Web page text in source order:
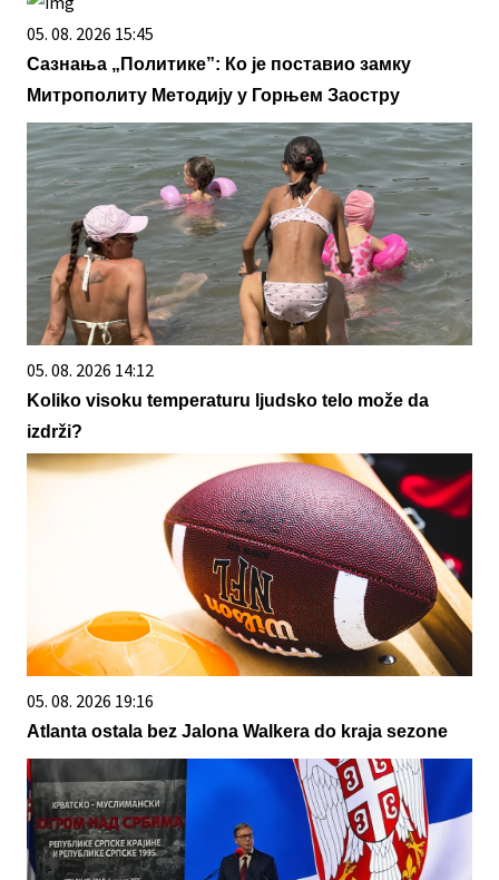
05. 08. 2026 15:45
Сазнања „Политике”: Ко је поставио замку
Митрополиту Методију у Горњем Заостру
05. 08. 2026 14:12
Koliko visoku temperaturu ljudsko telo može da
izdrži?
05. 08. 2026 19:16
Atlanta ostala bez Jalona Walkera do kraja sezone